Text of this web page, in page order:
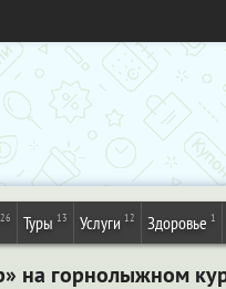
26 Туры 13 Услуги 12 Здоровье 1
на горнолыжном